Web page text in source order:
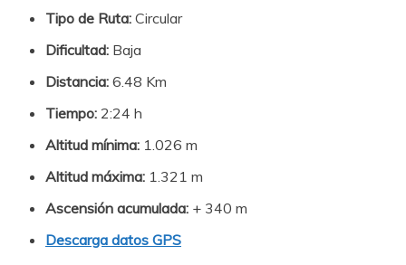
Tipo de Ruta: Circular
Dificultad: Baja
Distancia: 6.48 Km
Tiempo: 2:24 h
Altitud mínima: 1.026 m
Altitud máxima: 1.321 m
Ascensión acumulada: + 340 m
Descarga datos GPS